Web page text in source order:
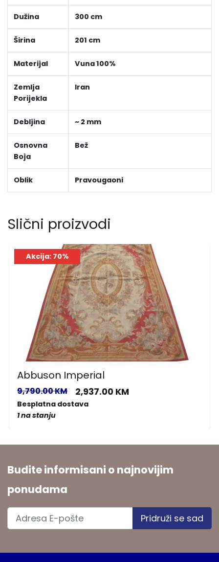
Dužina 300 cm
Širina 201 cm
Materijal Vuna 100%
Zemlja
Porijekla
Iran
Debljina ~ 2 mm
Osnovna
Boja
Bež
Oblik Pravougaoni
Slični proizvodi
Akcija: 70%
Abbuson Imperial
9,790.00 KM 2,937.00 KM
Besplatna dostava
1 na stanju
Budite informisani o najnovijim
ponudama
Pridruži se sad